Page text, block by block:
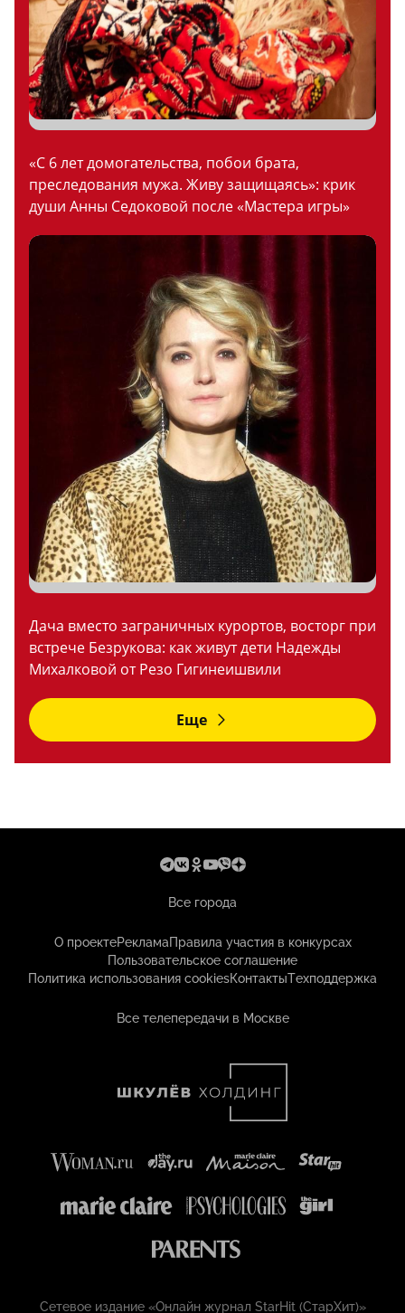
«С 6 лет домогательства, побои брата,
преследования мужа. Живу защищаясь»: крик
души Анны Седоковой после «Мастера игры»
Дача вместо заграничных курортов, восторг при
встрече Безрукова: как живут дети Надежды
Михалковой от Резо Гигинеишвили
Еще
Все города
О проектеРекламаПравила участия в конкурсах
Пользовательское соглашение
Политика использования cookiesКонтактыТехподдержка
Все телепередачи в Москве
Сетевое издание «Онлайн журнал StarHit (СтарХит)»